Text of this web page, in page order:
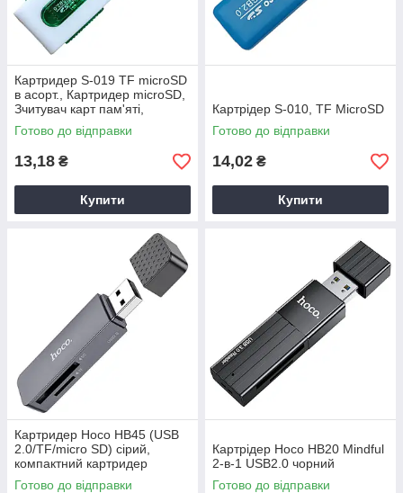
Картридер S-019 TF microSD
в асорт., Картридер microSD,
Зчитувач карт пам'яті,
адаптер для microSD карти
Готово до відправки
13,18 ₴
Купити
Картрідер S-010, TF MicroSD
Готово до відправки
14,02 ₴
Купити
Картридер Hoco HB45 (USB
2.0/TF/micro SD) сірий,
компактний картридер
Готово до відправки
Картрідер Hoco HB20 Mindful
2-в-1 USB2.0 чорний
Готово до відправки